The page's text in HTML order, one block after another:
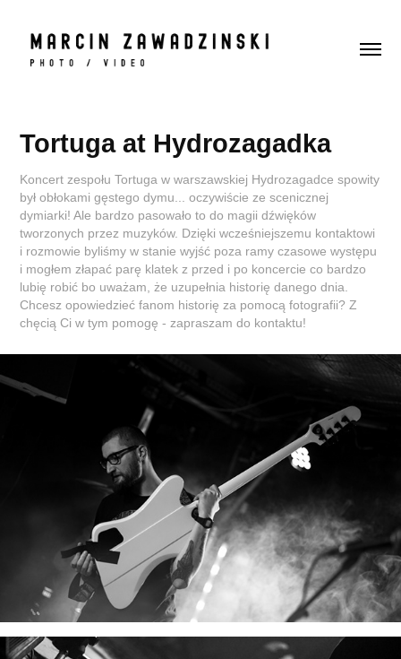
Tortuga at Hydrozagadka
Koncert zespołu Tortuga w warszawskiej Hydrozagadce spowity
był obłokami gęstego dymu... oczywiście ze scenicznej
dymiarki! Ale bardzo pasowało to do magii dźwięków
tworzonych przez muzyków. Dzięki wcześniejszemu kontaktowi
i rozmowie byliśmy w stanie wyjść poza ramy czasowe występu
i mogłem złapać parę klatek z przed i po koncercie co bardzo
lubię robić bo uważam, że uzupełnia historię danego dnia.
Chcesz opowiedzieć fanom historię za pomocą fotografii? Z
chęcią Ci w tym pomogę - zapraszam do kontaktu!